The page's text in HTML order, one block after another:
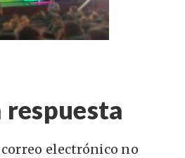
respuesta
electrónico no